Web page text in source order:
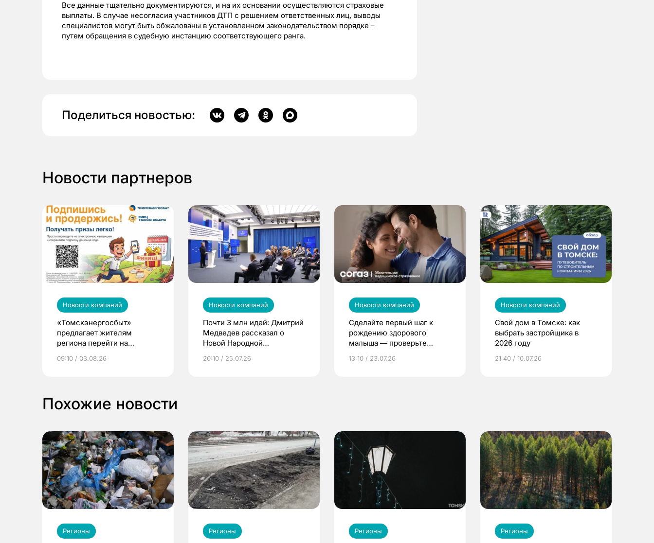
Все данные тщательно документируются, и на их основании осуществляются страховые
выплаты. В случае несогласия участников ДТП с решением ответственных лиц, выводы
специалистов могут быть обжалованы в установленном законодательством порядке –
путем обращения в судебную инстанцию соответствующего ранга.
Поделиться новостью:
Новости партнеров
Новости компаний
«Томскэнергосбыт»
предлагает жителям
региона перейти на
выиграть призы
09:10 / 03.08.26
Новости компаний
Почти 3 млн идей: Дмитрий
Медведев рассказал о
Новой Народной
20:10 / 25.07.26
Новости компаний
Сделайте первый шаг к
рождению здорового
малыша — проверьте
по ОМС!
13:10 / 23.07.26
Новости компаний
Свой дом в Томске: как
выбрать застройщика в
2026 году
21:40 / 10.07.26
Похожие новости
Регионы Регионы Регионы Регионы